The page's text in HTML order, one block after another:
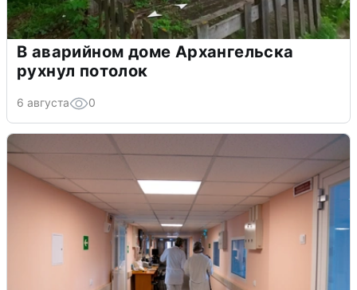
В аварийном доме Архангельска
рухнул потолок
6 августа 0